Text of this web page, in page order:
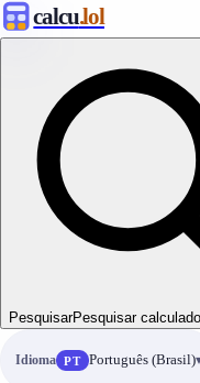
calcu.lol
PesquisarPesquisar
Idioma PT Português (Brasil)